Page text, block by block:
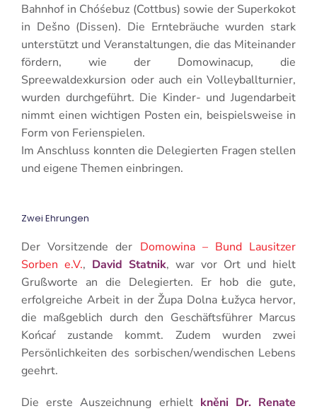
Bahnhof in Chóśebuz (Cottbus) sowie der Superkokot
in Dešno (Dissen). Die Erntebräuche wurden stark
unterstützt und Veranstaltungen, die das Miteinander
fördern, wie der Domowinacup, die
Spreewaldexkursion oder auch ein Volleyballturnier,
wurden durchgeführt. Die Kinder- und Jugendarbeit
nimmt einen wichtigen Posten ein, beispielsweise in
Form von Ferienspielen.
Im Anschluss konnten die Delegierten Fragen stellen
und eigene Themen einbringen.
Zwei Ehrungen
Der Vorsitzende der Domowina – Bund Lausitzer
Sorben e.V., David Statnik, war vor Ort und hielt
Grußworte an die Delegierten. Er hob die gute,
erfolgreiche Arbeit in der Župa Dolna Łužyca hervor,
die maßgeblich durch den Geschäftsführer Marcus
Końcaŕ zustande kommt. Zudem wurden zwei
Persönlichkeiten des sorbischen/wendischen Lebens
geehrt.
Die erste Auszeichnung erhielt kněni Dr. Renate